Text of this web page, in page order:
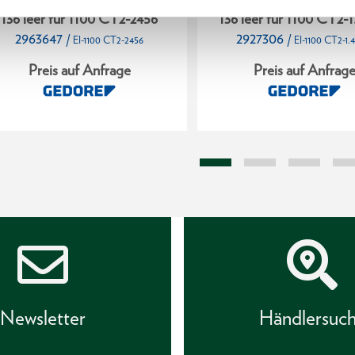
136 leer für 1100 CT2-2456
2963647 / EI-1100 CT2-2456
Preis auf Anfrage
136 leer für 1100 CT2-
2927306 / EI-1100 CT2-
Preis auf Anfrage
Newsletter